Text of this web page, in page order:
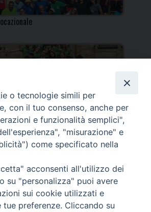
Diocesano
CAGLI PERGOLA | Via Roma,
- 61032 FANO (PU) |
826044 | Cod. Fiscale 90003900413
o tecnologie simili per
con il tuo consenso, anche per
e funzionalità semplici",
"misurazione" e
come specificato nella
acconsenti all'utilizzo dei
su "personalizza" puoi avere
sui cookie utilizzati e
tue preferenze. Cliccando su